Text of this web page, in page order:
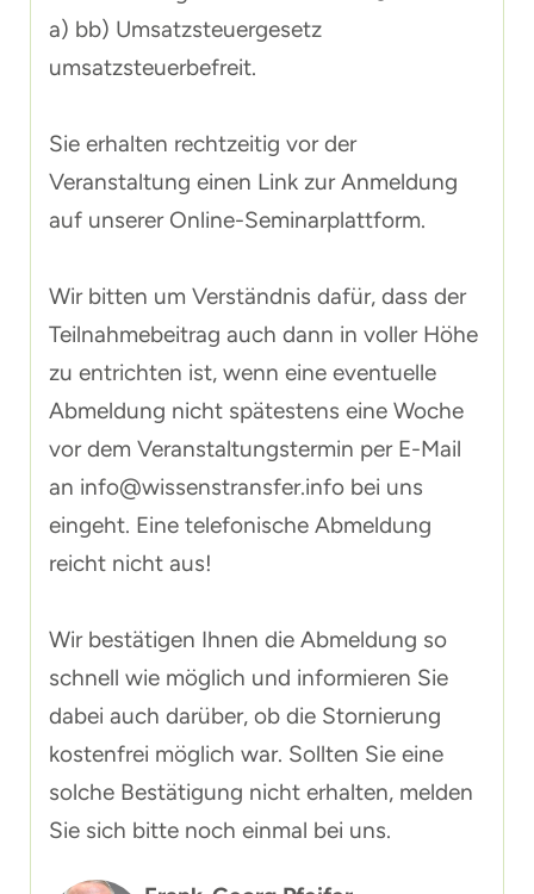
a) bb) Umsatzsteuergesetz
umsatzsteuerbefreit.
Sie erhalten rechtzeitig vor der
Veranstaltung einen Link zur Anmeldung
auf unserer Online-Seminarplattform.
Wir bitten um Verständnis dafür, dass der
Teilnahmebeitrag auch dann in voller Höhe
zu entrichten ist, wenn eine eventuelle
Abmeldung nicht spätestens eine Woche
vor dem Veranstaltungstermin per E-Mail
an info@wissenstransfer.info bei uns
eingeht. Eine telefonische Abmeldung
reicht nicht aus!
Wir bestätigen Ihnen die Abmeldung so
schnell wie möglich und informieren Sie
dabei auch darüber, ob die Stornierung
kostenfrei möglich war. Sollten Sie eine
solche Bestätigung nicht erhalten, melden
Sie sich bitte noch einmal bei uns.